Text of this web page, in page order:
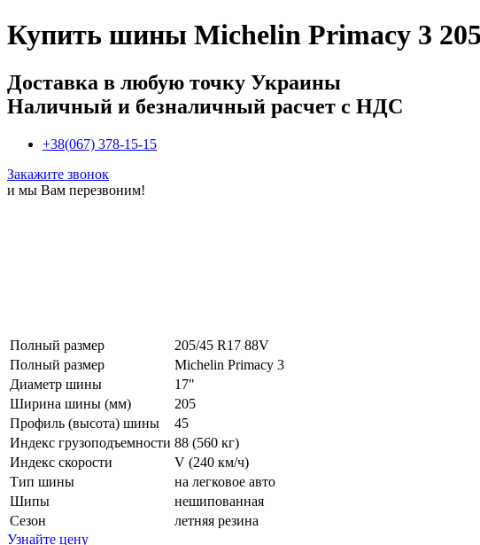
Купить шины Michelin Primacy 3
Доставка в любую точку Украины
Наличный и безналичный расчет с НДС
+38(067) 378-15-15
Закажите звонок
и мы Вам перезвоним!
Полный размер
205/45 R17 88V
Полный размер
Michelin Primacy 3
Диаметр шины
17"
Ширина шины (мм)
205
Профиль (высота) шины
45
Индекс грузоподъемности 88 (560 кг)
Индекс скорости
V (240 км/ч)
Тип шины
на легковое авто
Шипы
нешипованная
Сезон
летняя резина
Узнайте цену